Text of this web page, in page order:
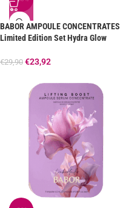
BABOR AMPOULE CONCENTRATES
Limited Edition Set Hydra Glow
€29,90 €23,92